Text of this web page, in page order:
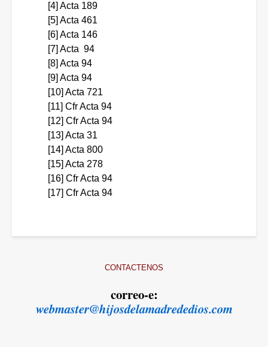
[4] Acta 189
[5] Acta 461
[6] Acta 146
[7] Acta 94
[8] Acta 94
[9] Acta 94
[10] Acta 721
[11] Cfr Acta 94
[12] Cfr Acta 94
[13] Acta 31
[14] Acta 800
[15] Acta 278
[16] Cfr Acta 94
[17] Cfr Acta 94
CONTACTENOS
correo-e:
webmaster@hijosdelamadrededios.com